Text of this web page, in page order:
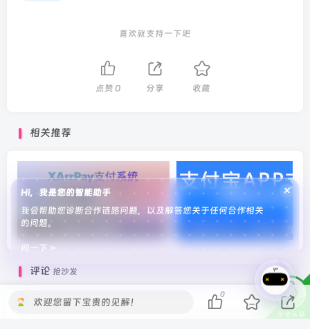
喜欢就支持一下吧
点赞 0 分享 收藏
相关推荐
XarrPay通道添加教程 商家账单申请-保姆级教程
评论 抢沙发
欢迎您留下宝贵的见解！
0
×
Hi，我是您的智能助手
我会帮助您诊断合作链路问题，以及解答您关于任何合作相关
的问题。
问一下 >